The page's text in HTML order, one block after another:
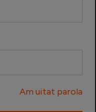
Am uitat parola